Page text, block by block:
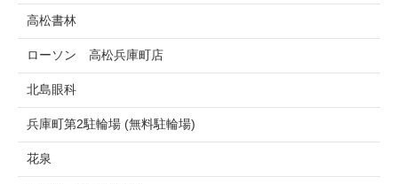
高松書林
ローソン 高松兵庫町店
北島眼科
兵庫町第2駐輪場 (無料駐輪場)
花泉